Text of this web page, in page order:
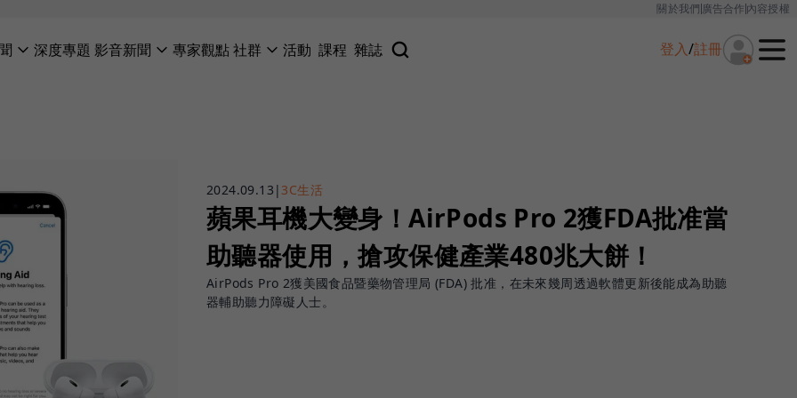
關於我們廣告合作內容授權
深度專題 影音新聞 專家觀點社群 活動 課程 雜誌 登入/註冊
2024.09.13 | 3C生活
蘋果耳機大變身！AirPods Pro 2獲FDA批准當
助聽器使用，搶攻保健產業480兆大餅！
AirPods Pro 2獲美國食品暨藥物管理局 (FDA) 批准，在未來幾周透過軟體更新後能成為助聽
器輔助聽力障礙人士。